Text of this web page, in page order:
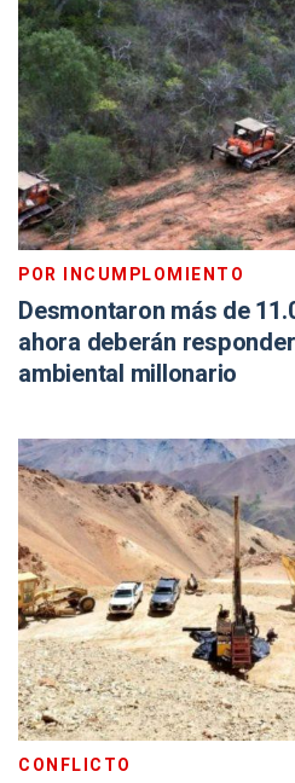
POR INCUMPLOMIENTO
Desmontaron más de
ahora deberán
ambiental millonario
CONFLICTO